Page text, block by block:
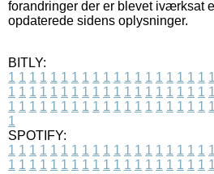
forandringer der er blevet iværksat
opdaterede sidens oplysninger.
BITLY:
1 1 1 1 1 1 1 1 1 1 1 1 1 1 1 1 1 1 1 1
1 1 1 1 1 1 1 1 1 1 1 1 1 1 1 1 1 1 1 1
1 1 1 1 1 1 1 1 1 1 1 1 1 1 1 1 1 1 1 1
1
SPOTIFY:
1 1 1 1 1 1 1 1 1 1 1 1 1 1 1 1 1 1 1 1
1 1 1 1 1 1 1 1 1 1 1 1 1 1 1 1 1 1 1 1